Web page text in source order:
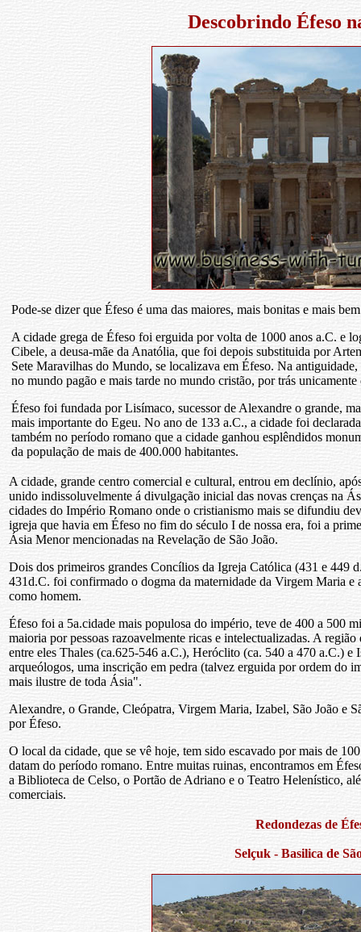
Descobrindo Éfeso
Pode-se dizer que Éfeso é uma das maiores, mais bonitas e mais
A cidade grega de Éfeso foi erguida por volta de 1000 anos a.C. e
Cibele, a deusa-mãe da Anatólia, que foi depois substituida por
Sete Maravilhas do Mundo, se localizava em Éfeso. Na
no mundo pagão e mais tarde no mundo cristão, por trás unicamente
Éfeso foi fundada por Lisímaco, sucessor de Alexandre o grande,
mais importante do Egeu. No ano de 133 a.C., a cidade foi
também no período romano que a cidade ganhou esplêndidos
da população de mais de 400.000 habitantes.
A cidade, grande centro comercial e cultural, entrou em declínio,
unido indissoluvelmente á divulgação inicial das novas crenças na
cidades do Império Romano onde o cristianismo mais se difundiu
igreja que havia em Éfeso no fim do século I de nossa era, foi a
Ásia Menor mencionadas na Revelação de São João.
Dois dos primeiros grandes Concílios da Igreja Católica (431 e 449
431d.C. foi confirmado o dogma da maternidade da Virgem Maria e
como homem.
Éfeso foi a 5a.cidade mais populosa do império, teve de 400 a 500
maioria por pessoas razoavelmente ricas e intelectualizadas. A
entre eles Thales (ca.625-546 a.C.), Heróclito (ca. 540 a 470 a.C.)
arqueólogos, uma inscrição em pedra (talvez erguida por ordem do
mais ilustre de toda Ásia".
Alexandre, o Grande, Cleópatra, Virgem Maria, Izabel, São João e
por Éfeso.
O local da cidade, que se vê hoje, tem sido escavado por mais de
datam do período romano. Entre muitas ruinas, encontramos em
a Biblioteca de Celso, o Portão de Adriano e o Teatro Helenístico,
comerciais.
Redondezas de
Selçuk - Basilica de